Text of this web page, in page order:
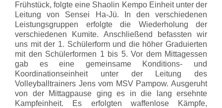
Frühstück, folgte eine Shaolin Kempo Einheit unter der
Leitung von Sensei Ha-Jü. In den verschiedenen
Leistungsgruppen erfolgte die Wiederholung der
verschiedenen Kumite. Anschließend befassten wir
uns mit der 1. Schülerform und die höher Graduierten
mit den Schülerformen 1 bis 5. Vor dem Mittagessen
gab es eine gemeinsame Konditions- und
Koordinationseinheit unter der Leitung des
Volleyballtrainers Jens vom MSV Pampow. Ausgeruht
von der Mittagpause ging es in die lang ersehnte
Kampfeinheit. Es erfolgten waffenlose Kämpfe,